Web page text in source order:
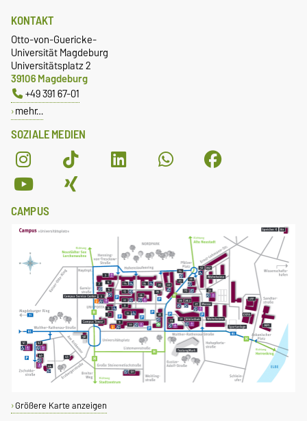
SOZIALE MEDIEN
KONTAKT
Otto-von-Guericke-
Universität Magdeburg
Universitätsplatz 2
39106 Magdeburg
+49 391 67-01
mehr…
CAMPUS
Größere Karte anzeigen